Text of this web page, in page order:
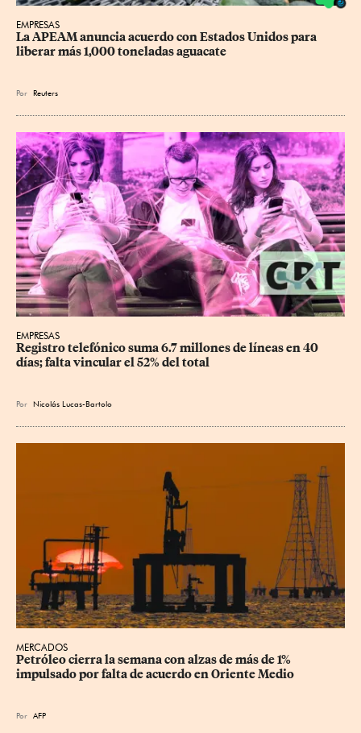
EMPRESAS
La APEAM anuncia acuerdo con Estados Unidos para
liberar más 1,000 toneladas aguacate
Por Reuters
EMPRESAS
Registro telefónico suma 6.7 millones de líneas en 40
días; falta vincular el 52% del total
Por Nicolás Lucas-Bartolo
MERCADOS
Petróleo cierra la semana con alzas de más de 1%
impulsado por falta de acuerdo en Oriente Medio
Por AFP